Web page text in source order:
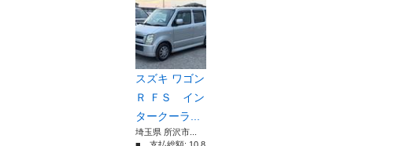
スズキ ワゴン
Ｒ ＦＳ イン
タークーラ...
埼玉県 所沢市...